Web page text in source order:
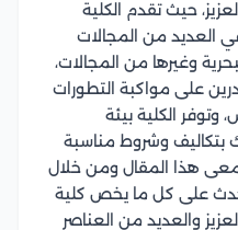
حيث تقدم الكلية
العديد من المجالات
وغيرها من المجالات،
على مواكبة التطورات
وتوفر الكلية بيئة
بتكاليف وشروط مناسبة
معى هذا المقال ومن خلال
على كل ما يخص كلية
والعديد من العناصر